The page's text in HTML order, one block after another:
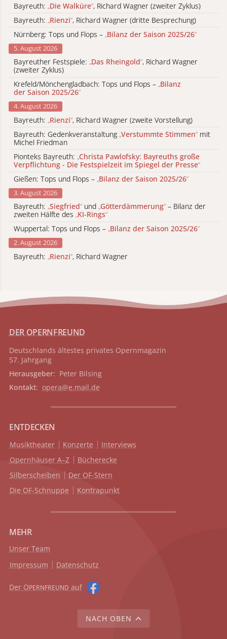
Bayreuth: „Die Walküre“, Richard Wagner (zweiter Zyklus)
Bayreuth: „Rienzi“, Richard Wagner (dritte Besprechung)
Nürnberg: Tops und Flops – „Bilanz der Saison 2025/26“
5. August 2026
Bayreuther Festspiele: „Das Rheingold“, Richard Wagner
(zweiter Zyklus)
Krefeld/Mönchengladbach: Tops und Flops – „Bilanz
der Saison 2025/26“
4. August 2026
Bayreuth: „Rienzi“, Richard Wagner (zweite Vorstellung)
Bayreuth: Gedenkveranstaltung „Verstummte Stimmen“ mit
Michel Friedman
Pionteks Bayreuth: „Christa Pawlofsky: Bayreuths große
Verpflichtung - Die Festspielzeit im Spiegel der Presse“
Gießen: Tops und Flops – „Bilanz der Saison 2025/26“
3. August 2026
Bayreuth: „Siegfried“ und „Götterdämmerung“ – Bilanz der
zweiten Hälfte des „KI-Rings“
Wuppertal: Tops und Flops – „Bilanz der Saison 2025/26“
2. August 2026
Bayreuth: „Rienzi“, Richard Wagner
DER OPERNFREUND
Deutschlands ältestes privates Opernmagazin
57. Jahrgang
Herausgeber: Peter Bilsing
Kontakt: opera@e.mail.de
ENTDECKEN
Musiktheater Konzerte
Interviews
Opernhäuser A–Z
Bücherecke
Silberscheiben
Der OF-Stern
Die OF-Schnuppe
Kontrapunkt
MEHR
Unser Team
Impressum
Datenschutz
Der OPERNFREUND auf
NACH OBEN